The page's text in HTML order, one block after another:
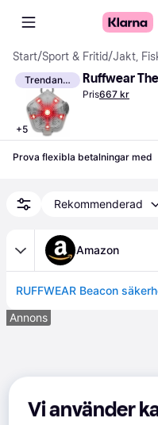
Start/Sport & Fritid/Jakt,
Trendande
+5
Ruffwear
Pris667 kr
Prova flexibla betalningar med
Rekommenderad
Amazon
Annons
Vi använder